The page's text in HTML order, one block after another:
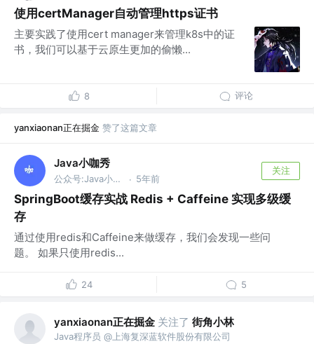
使用certManager自动管理https证书
主要实践了使用cert manager来管理k8s中的证
书，我们可以基于云原生更加的偷懒...
8 评论
yanxiaonan正在掘金 赞了这篇文章
Java小咖秀
公众号:Java小咖秀，关注后回复 面试2 可获取Java面试宝典 @www.javaxks.com · 5年前
关注
SpringBoot缓存实战 Redis + Caffeine 实现多级缓
存
通过使用redis和Caffeine来做缓存，我们会发现一些问
题。 如果只使用redis...
24 5
yanxiaonan正在掘金 关注了 街角小林
Java程序员 @上海复深蓝软件股份有限公司